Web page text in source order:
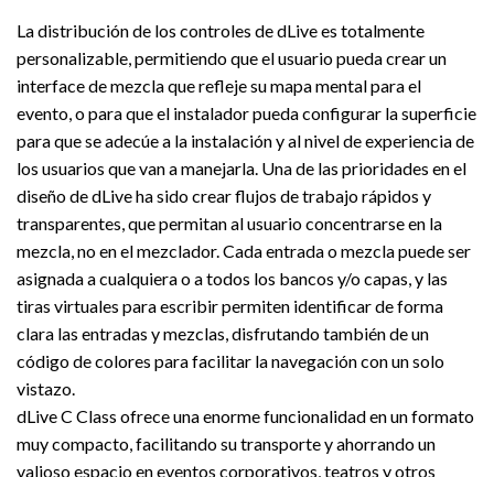
La distribución de los controles de dLive es totalmente
personalizable, permitiendo que el usuario pueda crear un
interface de mezcla que refleje su mapa mental para el
evento, o para que el instalador pueda configurar la superficie
para que se adecúe a la instalación y al nivel de experiencia de
los usuarios que van a manejarla. Una de las prioridades en el
diseño de dLive ha sido crear flujos de trabajo rápidos y
transparentes, que permitan al usuario concentrarse en la
mezcla, no en el mezclador. Cada entrada o mezcla puede ser
asignada a cualquiera o a todos los bancos y/o capas, y las
tiras virtuales para escribir permiten identificar de forma
clara las entradas y mezclas, disfrutando también de un
código de colores para facilitar la navegación con un solo
vistazo.
dLive C Class ofrece una enorme funcionalidad en un formato
muy compacto, facilitando su transporte y ahorrando un
valioso espacio en eventos corporativos, teatros y otros